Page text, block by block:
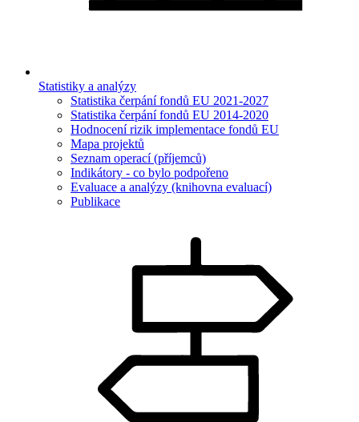
Statistiky a analýzy
Statistika čerpání fondů EU 2021-2027
Statistika čerpání fondů EU 2014-2020
Hodnocení rizik implementace fondů EU
Mapa projektů
Seznam operací (příjemců)
Indikátory - co bylo podpořeno
Evaluace a analýzy (knihovna evaluací)
Publikace